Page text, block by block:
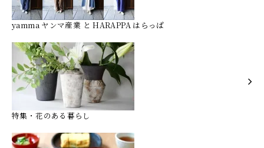
yamma ヤンマ産業 と HARAPPA はらっぱ
特集・花のある暮らし